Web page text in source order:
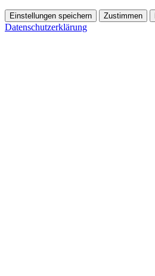
Einstellungen speichern Zustimmen
Datenschutzerklärung